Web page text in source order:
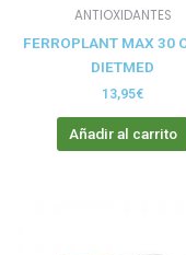
ANTIOXIDANTES
FERROPLANT MAX 30
DIETMED
13,95€
Añadir al carrito